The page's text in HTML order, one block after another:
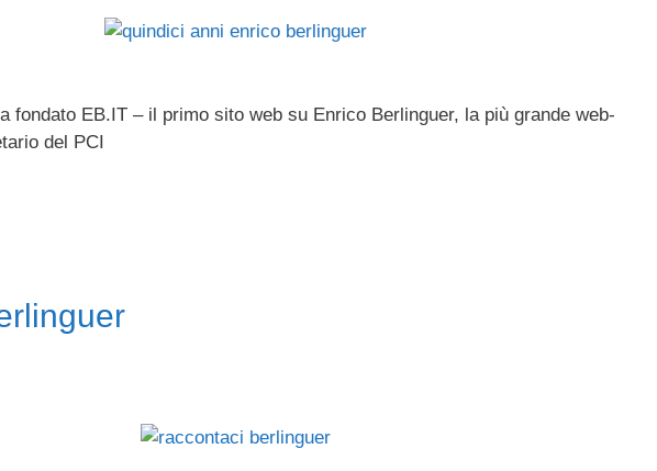
fondato EB.IT – il primo sito web su Enrico Berlinguer, la più grande web-
del PCI